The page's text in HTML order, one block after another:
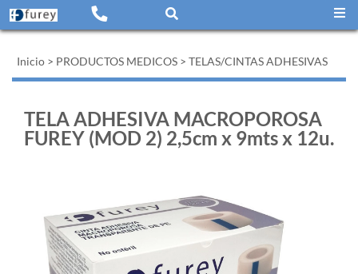
Inicio > PRODUCTOS MEDICOS > TELAS/CINTAS ADHESIVAS
TELA ADHESIVA MACROPOROSA
FUREY (MOD 2) 2,5cm x 9mts x 12u.